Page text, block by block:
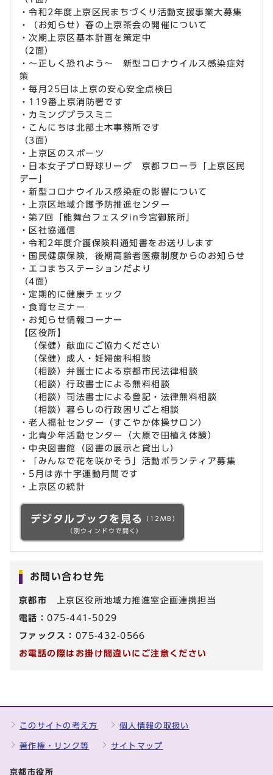
・令和2年度上京区民まちづくり活動支援事業大募集
・（お知らせ）春の上京茶会の開催について
・次期上京区基本計画を策定中
（2面）
・～正しく恐れよう～ 新型コロナウイルス感染症対
策
・毎月25日は上京の安心安全点検日
・119番上京消防署です
・カミングプラスミニ
・こんにちは北部土木事務所です
（3面）
・上京区のスポーツ
・日本女子プロ野球リーグ 京都フローラ「上京区民
デー」
・新型コロナウイルス感染症の影響について
・上京区地域介護予防推進センター
・第7回「能舞台フェスタin今宮御旅所」
・区社協通信
・令和2年度介護保険料通知書をお送りします
・国民健康保険，後期高齢者医療制度からのお知らせ
・エコまちステーションだより
（4面）
・定期的に健康チェック
・食育セミナー
・お知らせ情報コーナー
【区役所】
（保健）献血にご協力ください
（保健）成人・妊婦歯科相談
（相談）弁護士による京都市民法律相談
（相談）行政書士による無料相談
（相談）司法書士による登記・法律無料相談
（相談）暮らしの行政困りごと相談
・老人福祉センター（すこやか体操サロン）
・北青少年活動センター（大原で田植え体験）
・中央図書館（図書の展示と貸出し）
・「みんなで花を咲かそう」活動ボランティア募集
・5月は赤十字運動月間です
・上京区の統計
デジタルブックを見る
（12MB）
（別ウィンドウで開く）
お問い合わせ先
京都市 上京区役所地域力推進室企画連携担当
電話：075-441-5029
ファックス： 075-432-0566
お電話の際はお掛け間違いにご注意ください
このサイトの考え方 個人情報の取扱い
著作権・リンク等 サイトマップ
京都市役所